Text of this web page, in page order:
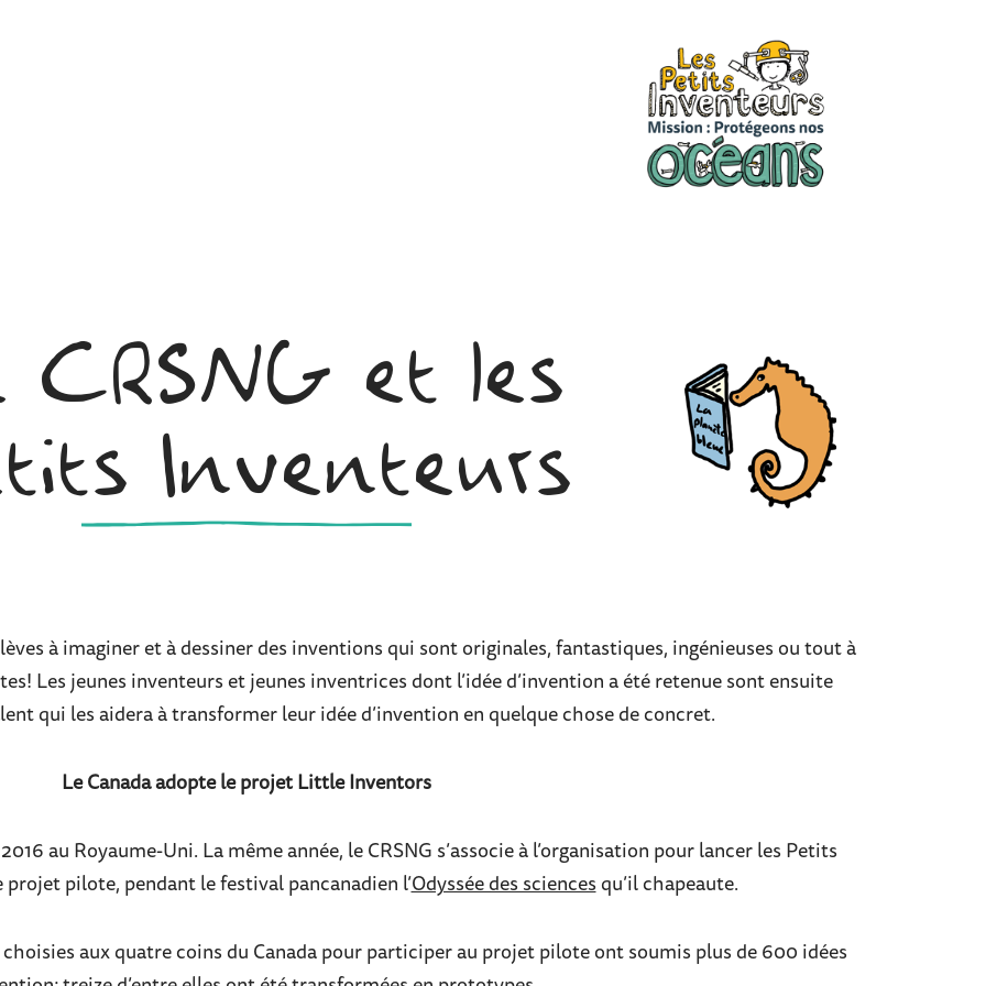
CRSNG et les
Inventeurs
à imaginer et à dessiner des inventions qui sont originales, fantastiques, ingénieuses ou tout à
Les jeunes inventeurs et jeunes inventrices dont l’idée d’invention a été retenue sont ensuite
qui les aidera à transformer leur idée d’invention en quelque chose de concret.
Le Canada adopte le projet Little Inventors
au Royaume-Uni. La même année, le CRSNG s’associe à l’organisation pour lancer les Petits
projet pilote, pendant le festival pancanadien l’Odyssée des sciences qu’il chapeaute.
choisies aux quatre coins du Canada pour participer au projet pilote ont soumis plus de 600 idées